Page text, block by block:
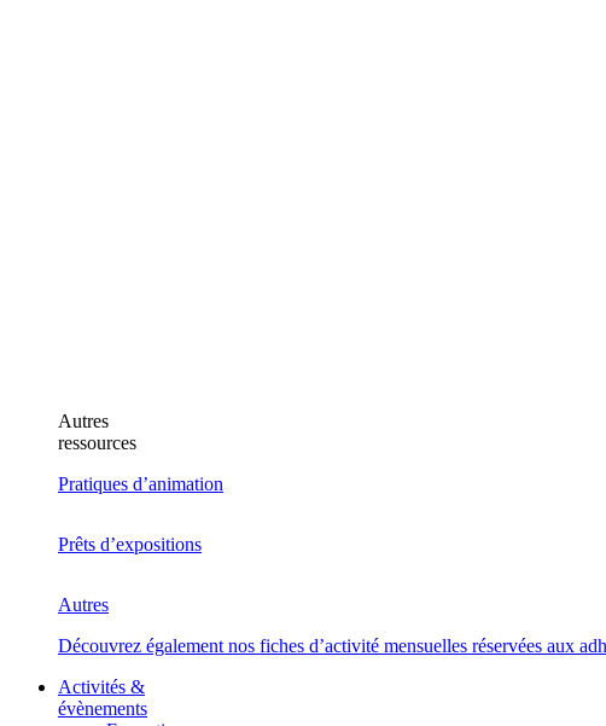
Autres
ressources
Pratiques d’animation
Prêts d’expositions
Autres
Découvrez également nos fiches d’activité mensuelles réservées aux
Activités &
évènements